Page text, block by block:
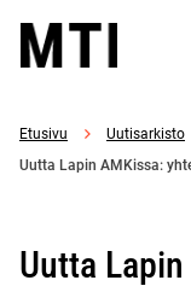
Siirry
suoraan
↓
Matkailuinstituutti
Etusivu
Uutisarkisto
Uutta Lapin AMKissa:
Uutta